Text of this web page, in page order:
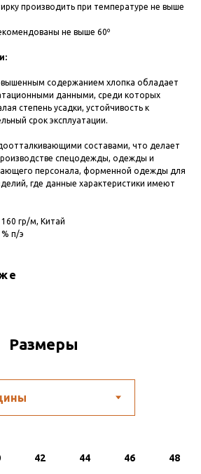
производить при температуре не выше
не выше 60º
содержанием хлопка обладает
данными, среди которых
степень усадки, устойчивость к
срок эксплуатации.
составами, что делает
спецодежды, одежды и
персонала, форменной одежды для
где данные характеристики имеют
гр/м, Китай
п/э
Размеры
42 44 46 48